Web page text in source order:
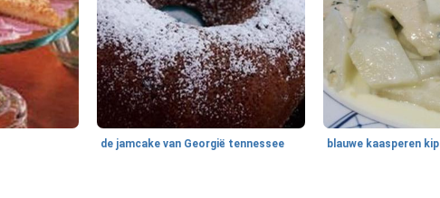
de jamcake van Georgië tennessee blauwe kaasperen kip